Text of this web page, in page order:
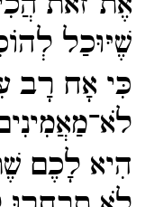
שֶׁיּוּכַל
כִּי אָח רָב
הִיא לָכֶם